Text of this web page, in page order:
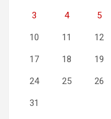
3 4 5
10 11 12
17 18 19
24 25 26
31